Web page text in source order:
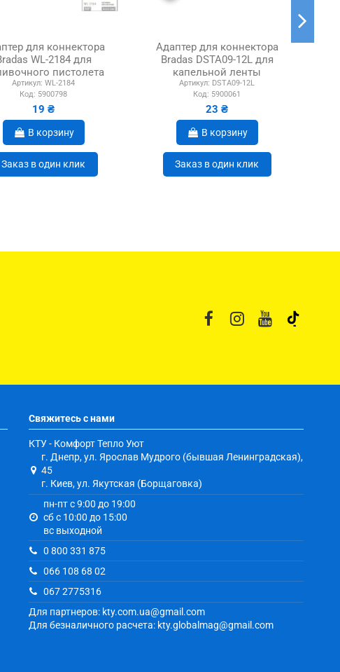
для коннектора
WL-2184 для
пистолета
Артикул: WL-2184
Код: 5900798
19 ₴
В корзину
Заказ в один клик
Адаптер для коннектора
Bradas DSTA09-12L для
капельной ленты
Артикул: DSTA09-12L
Код: 5900061
23 ₴
В корзину
Заказ в один клик
Свяжитесь с нами
КТУ - Комфорт Тепло Уют
г. Днепр, ул. Ярослав Мудрого (бывшая Ленинградская),
45
г. Киев, ул. Якутская (Борщаговка)
пн-пт с 9:00 до 19:00
сб с 10:00 до 15:00
вс выходной
0 800 331 875
066 108 68 02
067 2775316
Для партнеров: kty.com.ua@gmail.com
Для безналичного расчета: kty.globalmag@gmail.com